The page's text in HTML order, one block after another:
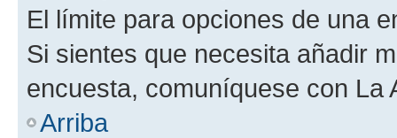
El límite para opciones de una
Si sientes que necesita añadir
encuesta, comuníquese con La
Arriba